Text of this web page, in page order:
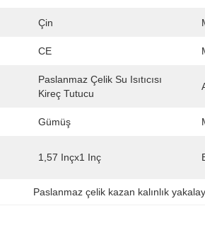
Çin
CE
Paslanmaz Çelik Su Isıtıcısı
Kireç Tutucu
Gümüş
1,57 Inçx1 Inç
Paslanmaz çelik kazan kalınlık